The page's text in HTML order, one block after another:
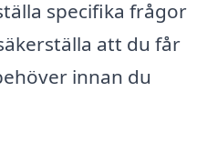
specifika frågor
att du får
innan du